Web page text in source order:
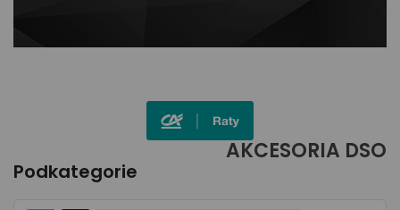
AKCESORIA DSO
Podkategorie